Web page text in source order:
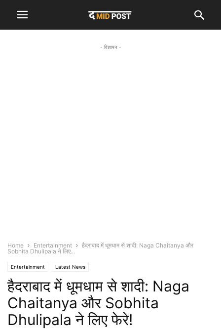
- विज्ञापन -
Home Entertainment
हैदराबाद में धूमधाम से शादी: Naga Chaitanya और
Sobhita Dhulipala ने लिए...
Entertainment Latest News
हैदराबाद में धूमधाम से शादी: Naga
Chaitanya और Sobhita
Dhulipala ने लिए फेरे!